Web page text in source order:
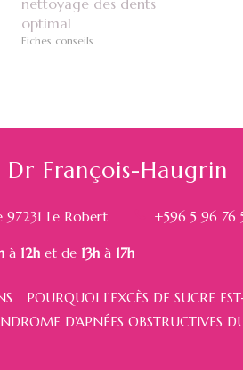
optimal
Fiches conseils
François-Haugrin
97231 Le Robert +596 5 96 76
à 12het de 13hà 17h
POURQUOI L'EXCÈS DE SUCRE
D'APNÉES OBSTRUCTIVES